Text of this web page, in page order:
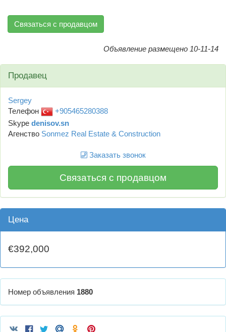
Связаться с продавцом
Объявление размещено 10-11-14
Продавец
Sergey
Телефон
+905465280388
Skype denisov.sn
Агенство Sonmez Real Estate & Construction
Заказать звонок
Связаться с продавцом
Цена
€392,000
Номер объявления 1880